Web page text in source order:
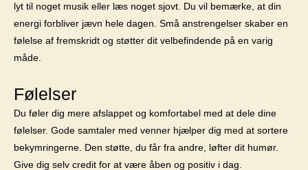
lyt til noget musik eller læs noget sjovt. Du vil bemærke, at din
energi forbliver jævn hele dagen. Små anstrengelser skaber en
følelse af fremskridt og støtter dit velbefindende på en varig
måde.
Følelser
Du føler dig mere afslappet og komfortabel med at dele dine
følelser. Gode samtaler med venner hjælper dig med at sortere
bekymringerne. Den støtte, du får fra andre, løfter dit humør.
Give dig selv credit for at være åben og positiv i dag.